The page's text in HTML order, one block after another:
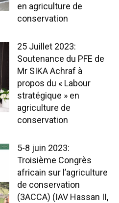
en agriculture de
conservation
25 Juillet 2023:
Soutenance du PFE de
Mr SIKA Achraf à
propos du « Labour
stratégique » en
agriculture de
conservation
5-8 juin 2023:
Troisième Congrès
africain sur l’agriculture
de conservation
(3ACCA) (IAV Hassan II,